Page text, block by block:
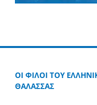
ΟΙ ΦΙΛΟΙ ΤΟΥ
ΘΑΛΑΣΣΑΣ